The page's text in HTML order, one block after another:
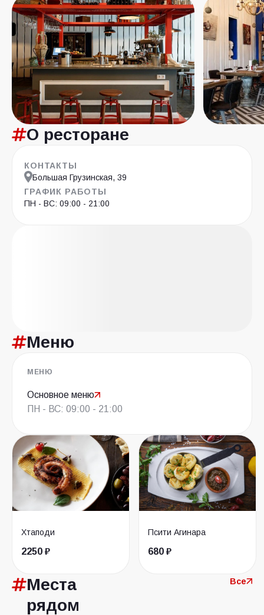
О ресторане
КОНТАКТЫ
Большая Грузинская, 39
ГРАФИК РАБОТЫ
ПН - ВС: 09:00 - 21:00
Меню
МЕНЮ
Основное меню
ПН - ВС: 09:00 - 21:00
Хтаподи
2250 ₽
Псити Агинара
680 ₽
Места
рядом
Все